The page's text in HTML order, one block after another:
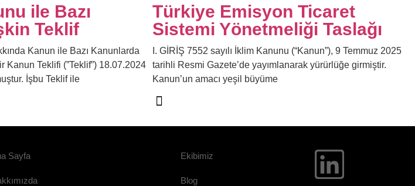
ile Bazı
Teklif
Kanun ile Bazı Kanunlarda
Kanun Teklifi (”Teklif”) 18.07.2024
İşbu Teklif ile
Türkiye Emisyon Ticaret
Sistemi Yönetmeliği Taslağı
I. GİRİŞ 7552 sayılı İklim Kanunu (“Kanun”), 9 Temmuz 2025
tarihli Resmi Gazete’de yayımlanarak yürürlüğe girmiştir.
Kanun’un amacı yeşil büyüme
Sayfa Ekibimiz
Blog